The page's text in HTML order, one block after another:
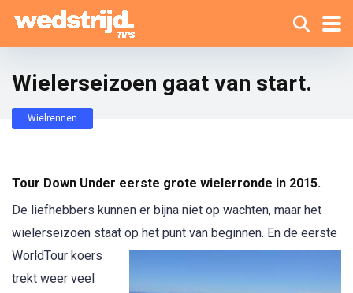
Wielerseizoen gaat van start.
Wielrennen
Tour Down Under eerste grote wielerronde in 2015.
De liefhebbers kunnen er bijna niet op wachten, maar het
wielerseizoen staat op het punt van beginnen. En de eerste
WorldTour koers
trekt weer veel